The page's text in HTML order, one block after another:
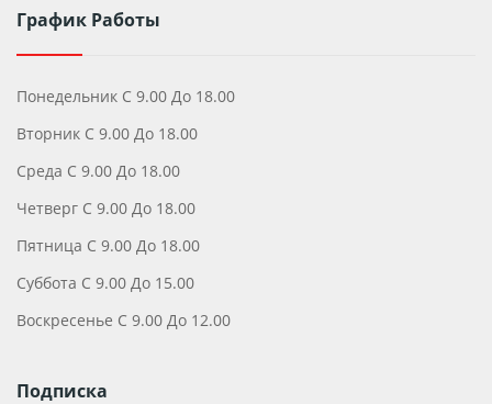
График Работы
Понедельник С 9.00 До 18.00
Вторник С 9.00 До 18.00
Среда С 9.00 До 18.00
Четверг С 9.00 До 18.00
Пятница С 9.00 До 18.00
Суббота С 9.00 До 15.00
Воскресенье С 9.00 До 12.00
Подписка